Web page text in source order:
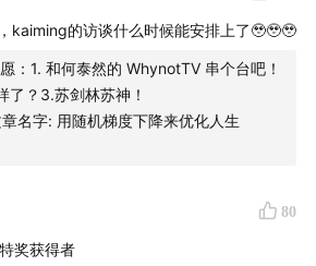
代已经过去了，所以也没有什么英
得旧时代英雄有点蠢。”
的亲属，所以你觉得他傻，他就是
他傻。无所谓的啊。（笑）”
的人，本质上是那个浪，而不是你
kaiming的访谈什么时候能安排上了🥹🥹🥹
：1. 和何泰然的 WhynotTV 串个台吧！
了？3.苏剑林苏神！
名字: 用随机梯度下降来优化人生
80
奖获得者